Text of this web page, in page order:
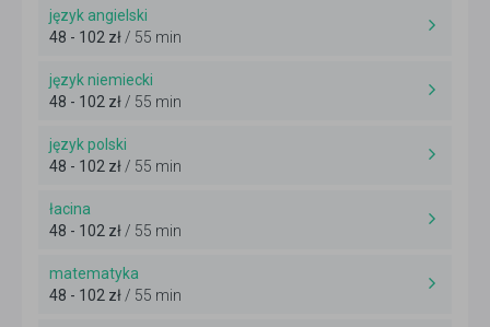
język angielski
48 - 102 zł/ 55 min
język niemiecki
48 - 102 zł/ 55 min
język polski
48 - 102 zł/ 55 min
łacina
48 - 102 zł/ 55 min
matematyka
48 - 102 zł/ 55 min